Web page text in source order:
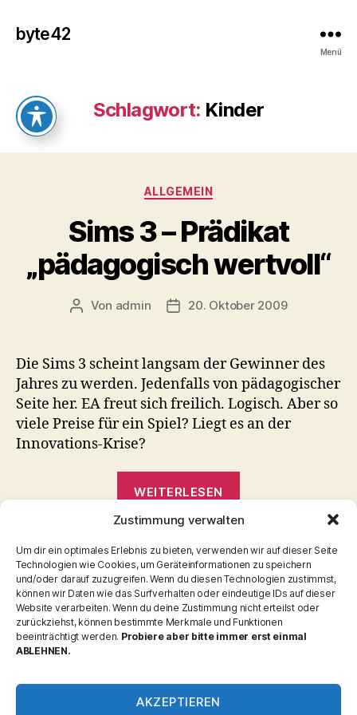
Zustimmung verwalten
Um dir ein optimales Erlebnis zu bieten, verwenden wir auf dieser Seite
Technologien wie Cookies, um Geräteinformationen zu speichern
und/oder darauf zuzugreifen. Wenn du diesen Technologien zustimmst,
können wir Daten wie das Surfverhalten oder eindeutige IDs auf dieser
Website verarbeiten. Wenn du deine Zustimmung nicht erteilst oder
zurückziehst, können bestimmte Merkmale und Funktionen
beeinträchtigt werden. Probiere aber bitte immer erst einmal
ABLEHNEN.
AKZEPTIEREN
byte42
Menü
Schlagwort: Kinder
Kategorien
ALLGEMEIN
Sims 3 – Prädikat
„pädagogisch wertvoll“
Beitragsautor
Von admin Veröffentlichungsdatum
20. Oktober 2009
Die Sims 3 scheint langsam der Gewinner des
Jahres zu werden. Jedenfalls von pädagogischer
Seite her. EA freut sich freilich. Logisch. Aber so
viele Preise für ein Spiel? Liegt es an der
Innovations-Krise?
WEITERLESEN
3
–
Prädikat
„pädagogisch
wertvoll““
Schlagwörter
Auszeichnung,Kinder ,Sims ,Sims 3
Kategorien